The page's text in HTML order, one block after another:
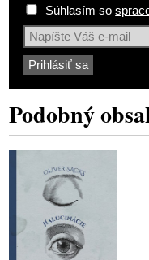
Súhlasím so
Podobný